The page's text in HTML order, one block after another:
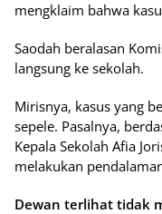
mengklaim bahwa
Saodah beralasan
langsung ke sekolah.
Mirisnya, kasus yang
sepele. Pasalnya,
Kepala Sekolah Afia
melakukan
Dewan terlihat tidak